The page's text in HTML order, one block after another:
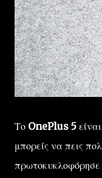
Το OnePlus 5
μπορείς να πεις